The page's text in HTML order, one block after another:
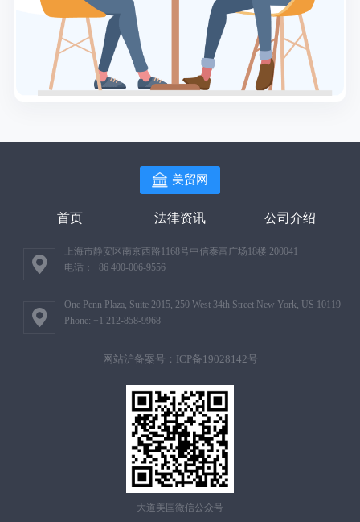
美贸网
首页 法律资讯 公司介绍
上海市静安区南京西路1168号中信泰富广场18楼 200041
电话：+86 400-006-9556
One Penn Plaza, Suite 2015, 250 West 34th Street New York, US 10119
Phone: +1 212-858-9968
网站沪备案号：ICP备19028142号
大道美国微信公众号